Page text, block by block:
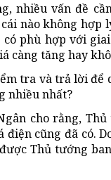
nhiều vấn đề
nào không
phù hợp với
càng tăng hay
tra và trả lời
nhiều nhất?
cho rằng,
cũng đã có.
Thủ tướng